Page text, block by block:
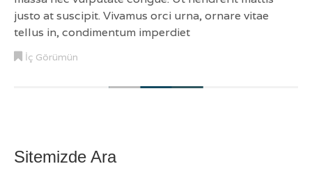
Sitemizde Ara
justo at suscipit. Vivamus orci urna, ornare vitae
tellus in, condimentum imperdiet
İç Görümün